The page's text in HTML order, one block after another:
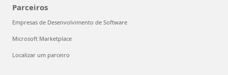
Parceiros
Empresas de Desenvolvimento de Software
Microsoft Marketplace
Localizar um parceiro